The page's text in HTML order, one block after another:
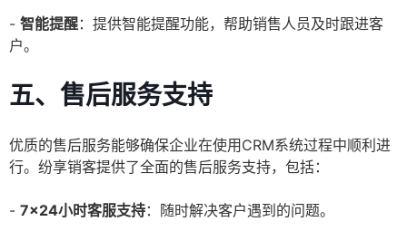
- 智能提醒：提供智能提醒功能，帮助销售人员及时跟进客
户。
五、售后服务支持
优质的售后服务能够确保企业在使用CRM系统过程中顺利进
行。纷享销客提供了全面的售后服务支持，包括：
- 7x24小时客服支持：随时解决客户遇到的问题。